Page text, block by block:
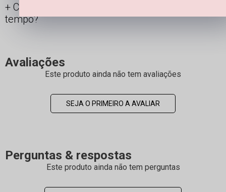
Como manter minha joia linda por mais
tempo?
Avaliações
Este produto ainda não tem avaliações
SEJA O PRIMEIRO A AVALIAR
Perguntas & respostas
Este produto ainda não tem perguntas